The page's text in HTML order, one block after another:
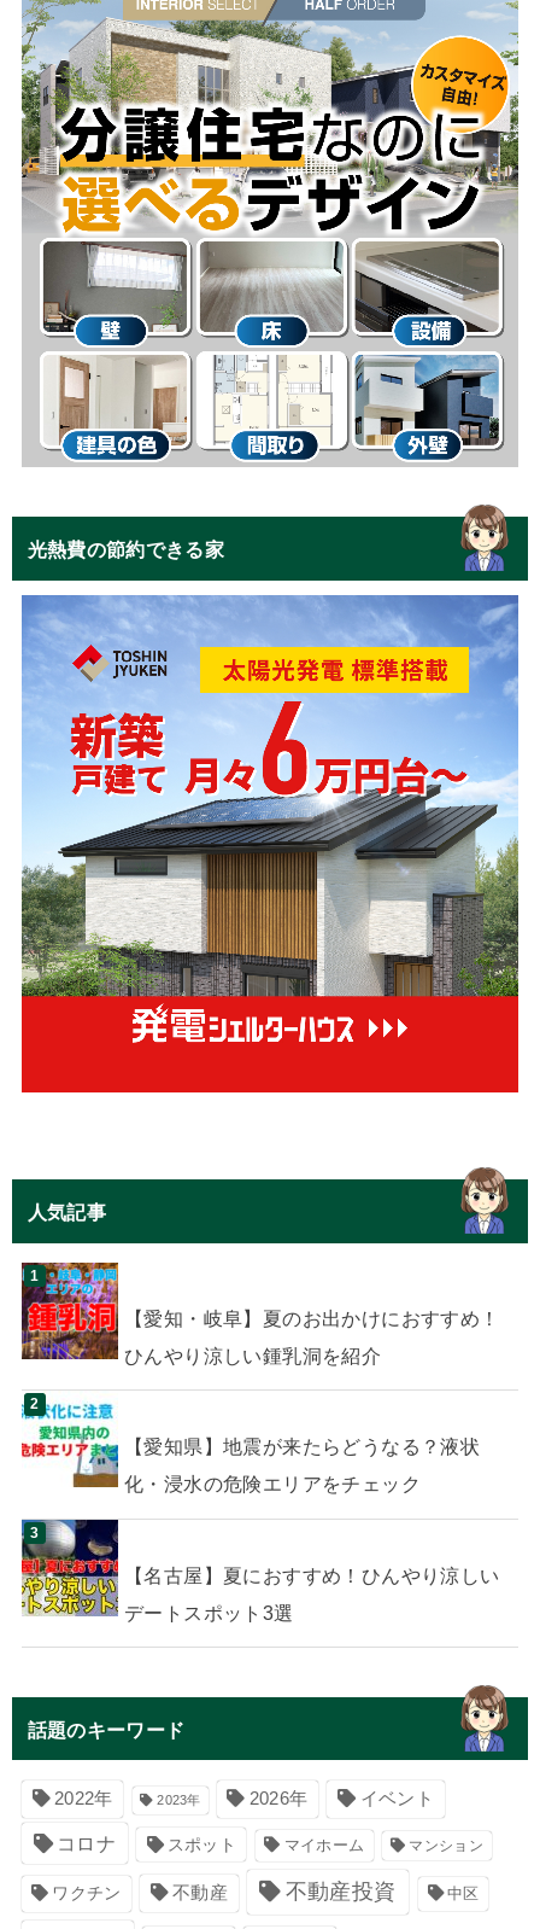
光熱費の節約できる家
人気記事
【愛知・岐阜】夏のお出かけにおすすめ！
ひんやり涼しい鍾乳洞を紹介
【愛知県】地震が来たらどうなる？液状
化・浸水の危険エリアをチェック
【名古屋】夏におすすめ！ひんやり涼しい
デートスポット3選
話題のキーワード
2022年 2023年 2026年 イベント
コロナ スポット マイホーム マンション
ワクチン 不動産 不動産投資 中区